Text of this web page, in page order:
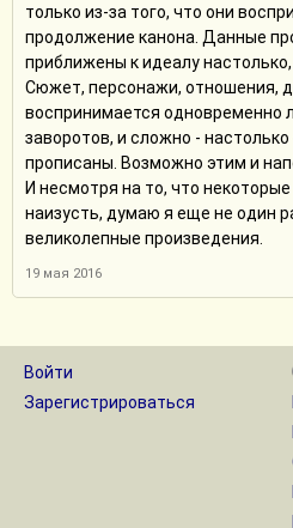
только из-за того, что они
продолжение канона. Данные
приближены к идеалу
Сюжет, персонажи, отношения,
воспринимается одновременно
заворотов, и сложно -
прописаны. Возможно этим и
И несмотря на то, что
наизусть, думаю я еще не один
великолепные произведения.
19 мая 2016
Войти
Зарегистрироваться